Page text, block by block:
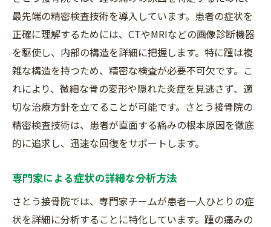
最先端の精密検査技術を導入しています。患者の症状を
正確に理解するためには、CTやMRIなどの画像診断機器
を駆使し、内部の構造を詳細に把握します。特に踵は複
雑な構造を持つため、精密な検査が必要不可欠です。こ
れにより、微細な骨の変形や隠れた炎症を見逃さず、適
切な治療方針を立てることが可能です。さとう接骨院の
精密検査技術は、患者が直面する痛みの根本原因を徹底
的に追求し、迅速な回復をサポートします。
専門家による症状の詳細な分析方法
さとう接骨院では、専門家チームが患者一人ひとりの症
状を詳細に分析することに特化しています。踵の痛みの